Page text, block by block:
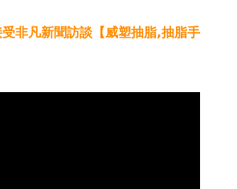
非凡新聞訪談【威塑抽脂,抽脂手